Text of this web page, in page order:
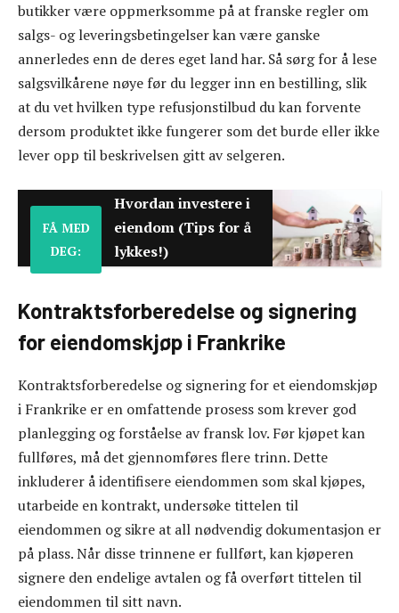
butikker være oppmerksomme på at franske regler om
salgs- og leveringsbetingelser kan være ganske
annerledes enn de deres eget land har. Så sørg for å lese
salgsvilkårene nøye før du legger inn en bestilling, slik
at du vet hvilken type refusjonstilbud du kan forvente
dersom produktet ikke fungerer som det burde eller ikke
lever opp til beskrivelsen gitt av selgeren.
FÅ MED
DEG:
Hvordan investere i
eiendom (Tips for å
lykkes!)
Kontraktsforberedelse og signering
for eiendomskjøp i Frankrike
Kontraktsforberedelse og signering for et eiendomskjøp
i Frankrike er en omfattende prosess som krever god
planlegging og forståelse av fransk lov. Før kjøpet kan
fullføres, må det gjennomføres flere trinn. Dette
inkluderer å identifisere eiendommen som skal kjøpes,
utarbeide en kontrakt, undersøke tittelen til
eiendommen og sikre at all nødvendig dokumentasjon er
på plass. Når disse trinnene er fullført, kan kjøperen
signere den endelige avtalen og få overført tittelen til
eiendommen til sitt navn.